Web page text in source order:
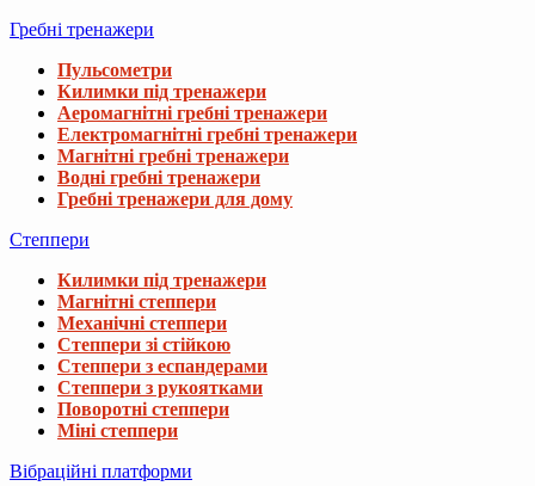
Гребні тренажери
Пульсометри
Килимки під тренажери
Аеромагнітні гребні тренажери
Електромагнітні гребні тренажери
Магнітні гребні тренажери
Водні гребні тренажери
Гребні тренажери для дому
Степпери
Килимки під тренажери
Магнітні степпери
Механічні степпери
Степпери зі стійкою
Степпери з еспандерами
Степпери з рукоятками
Поворотні степпери
Міні степпери
Вібраційні платформи